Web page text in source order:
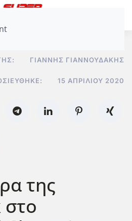
ΓΙΆΝΝΗΣ ΓΙΑΝΝΟΥΔΆΚΗΣ
15 ΑΠΡΙΛΊΟΥ 2020
της